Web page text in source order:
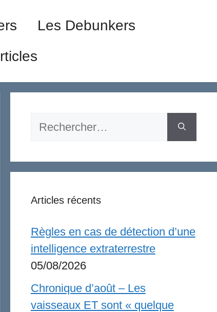
Les Debunkers
Rechercher :
Articles récents
Règles en cas de détection d’une
intelligence extraterrestre
05/08/2026
Chronique d’août – Les
vaisseaux ET sont « quelque